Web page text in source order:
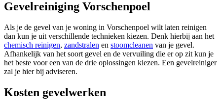
Gevelreiniging Vorschenpoel
Als je de gevel van je woning in Vorschenpoel wilt laten reinigen
dan kun je uit verschillende technieken kiezen. Denk hierbij aan het
chemisch reinigen, zandstralen en stoomcleanen van je gevel.
Afhankelijk van het soort gevel en de vervuiling die er op zit kun je
het beste voor een van de drie oplossingen kiezen. Een gevelreiniger
zal je hier bij adviseren.
Kosten gevelwerken